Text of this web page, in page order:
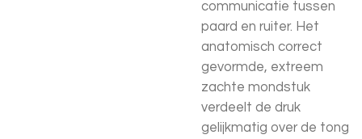
communicatie tussen
paard en ruiter. Het
anatomisch correct
gevormde, extreem
zachte mondstuk
verdeelt de druk
gelijkmatig over de tong